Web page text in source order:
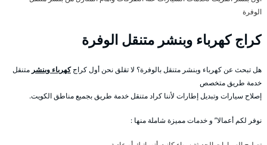
الوفرة
كراج كهرباء وبنشر متنقل الوفرة
هل تبحث عن كهرباء وبنشر متنقل بالوفرة؟ لا تقلق نحن أول كراجكهرباء وبنشر متنقل
خدمة طريق متخصص
إصلاح سيارات وتبديل إطارات لأننا كراد متنقل خدمة طريق بجميع مناطق الكويت.
نوفر لكم أعمالا” و خدمات مميزة شاملة منها :